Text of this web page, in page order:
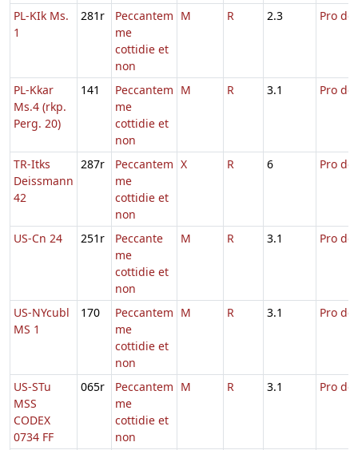
PL-KIk Ms.
1
281r
Peccantem
me
cottidie et
non
M R 2.3 Pro
PL-Kkar
Ms.4 (rkp.
Perg. 20)
141
Peccantem
me
cottidie et
non
M R 3.1 Pro
TR-Itks
Deissmann
42
287r
Peccantem
me
cottidie et
non
X R 6 Pro
US-Cn 24 251r
Peccante
me
cottidie et
non
M R 3.1 Pro
US-NYcubl
MS 1
170
Peccantem
me
cottidie et
non
M R 3.1 Pro
US-STu
MSS
CODEX
0734 FF
065r
Peccantem
me
cottidie et
non
M R 3.1 Pro